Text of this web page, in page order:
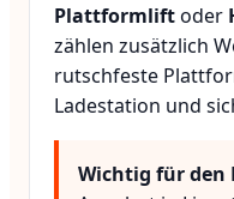
Plattformliftoder
zählen zusätzlich
rutschfeste
Ladestation und
Wichtig für den